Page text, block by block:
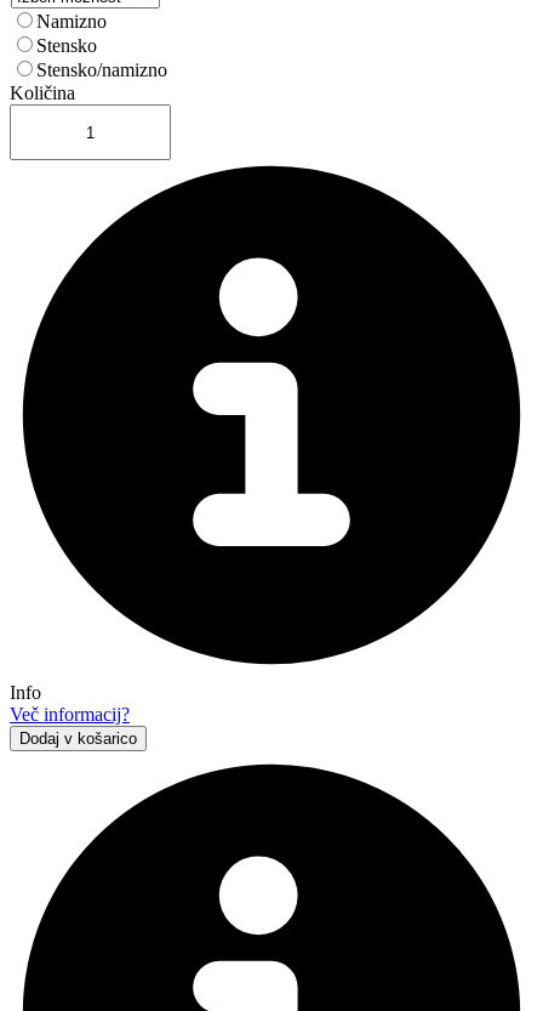
Namizno
Stensko
Stensko/namizno
Količina
Info
Več informacij?
Dodaj v košarico